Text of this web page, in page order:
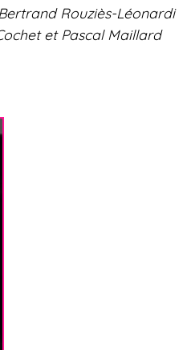
Rouziès-Léonardi
et Pascal Maillard